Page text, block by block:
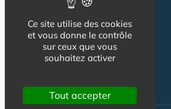
Emploi-formation-sante.com
Seniorissimmo.com
Creche-et-naissance.com
Ce site utilise des cookies
et vous donne le contrôle
sur ceux que vous
souhaitez activer
Tout accepter